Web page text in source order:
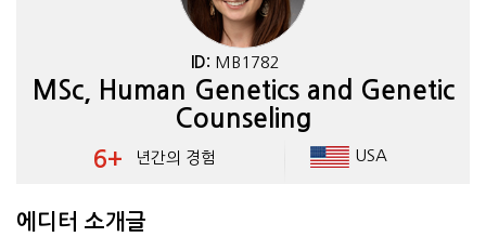
회사
ID: MB1782
MSc, Human Genetics and Genetic
Counseling
6+ 년간의 경험 USA
에디터 소개글